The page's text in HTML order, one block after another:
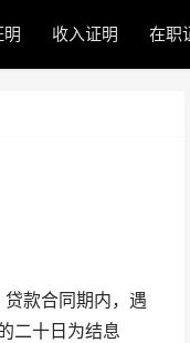
明 收入证明 在职
款合同期内，遇
二十日为结息